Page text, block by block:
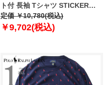
ト付 長袖 Tシャツ STICKER
POCKET RESPONSIBILI-TEE
USA直輸入 37836
定価 ￥10,780(税込)
￥9,702(税込)